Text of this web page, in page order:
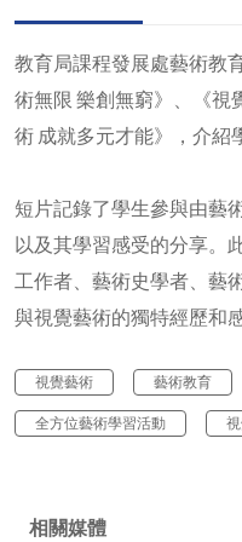
教育局課程發展處藝術教
術無限 樂創無窮》、《視
術 成就多元才能》，介紹
短片記錄了學生參與由藝
以及其學習感受的分享。
工作者、藝術史學者、藝
與視覺藝術的獨特經歷和感
視覺藝術 藝術教育
全方位藝術學習活動
相關媒體